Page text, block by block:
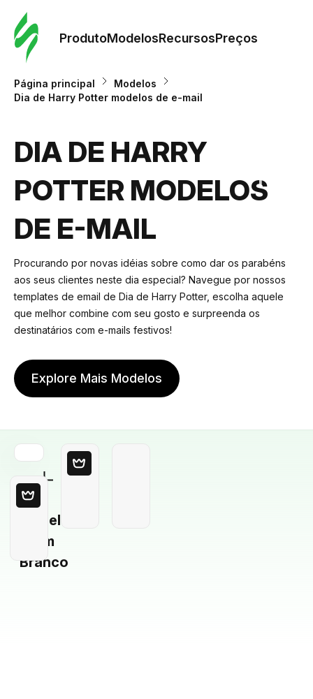
ProdutoModelosRecursosPreços
Página principal
Modelos
Dia de Harry Potter modelos de e-mail
DIA DE HARRY
POTTER MODELOS
DE E-MAIL
Procurando por novas idéias sobre como dar os parabéns
aos seus clientes neste dia especial? Navegue por nossos
templates de email de Dia de Harry Potter, escolha aquele
que melhor combine com seu gosto e surpreenda os
destinatários com e-mails festivos!
Explore Mais Modelos
Modelo
em
Branco